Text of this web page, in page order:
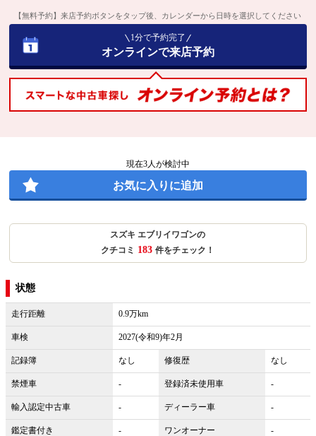
【無料予約】来店予約ボタンをタップ後、カレンダーから日時を選択してください
1分で予約完了
オンラインで来店予約
現在3人が検討中
お気に入りに追加
スズキ エブリイワゴンの
クチコミ 183 件をチェック！
状態
走行距離 0.9万km
車検 2027(令和9)年2月
記録簿 なし 修復歴 なし
禁煙車 - 登録済未使用車 -
輸入認定中古車 - ディーラー車 -
鑑定書付き - ワンオーナー -